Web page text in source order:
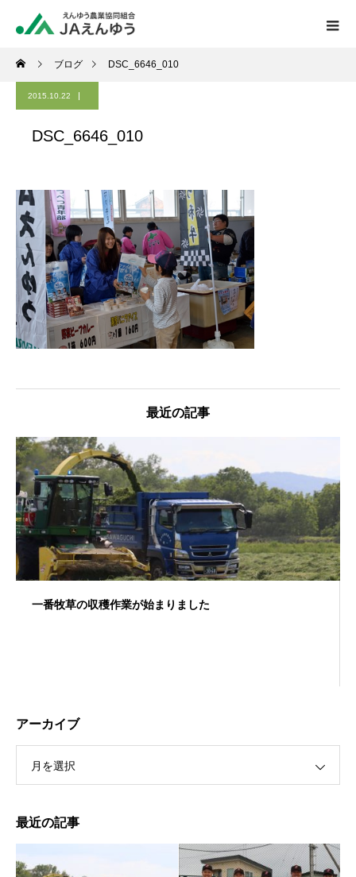
ブログ DSC_6646_010
2015.10.22
DSC_6646_010
最近の記事
一番牧草の収穫作業が始まりました
３年ぶりの…JA野球大会１回戦突破！！
アーカイブ
月を選択
最近の記事